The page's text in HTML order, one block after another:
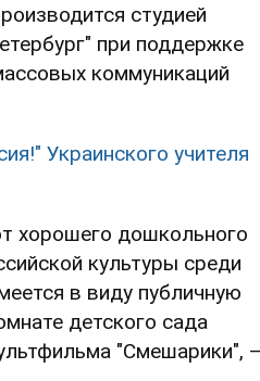
студией
при поддержке
коммуникаций
Украинского учителя
хорошего дошкольного
культуры среди
в виду публичную
детского сада
"Смешарики",